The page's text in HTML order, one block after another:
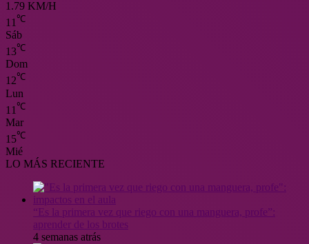
1.79 KM/H
11 ℃
Sáb
13℃
Dom
12℃
Lun
11 ℃
Mar
15℃
Mié
LO MÁS RECIENTE
“Es la primera vez que riego con una manguera, profe”:
aprender de los brotes
4 semanas atrás